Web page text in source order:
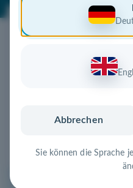
Abbrechen
Sie können die Sprache
Jetzt diese
Diese Domain könnte
Schnell, sicher